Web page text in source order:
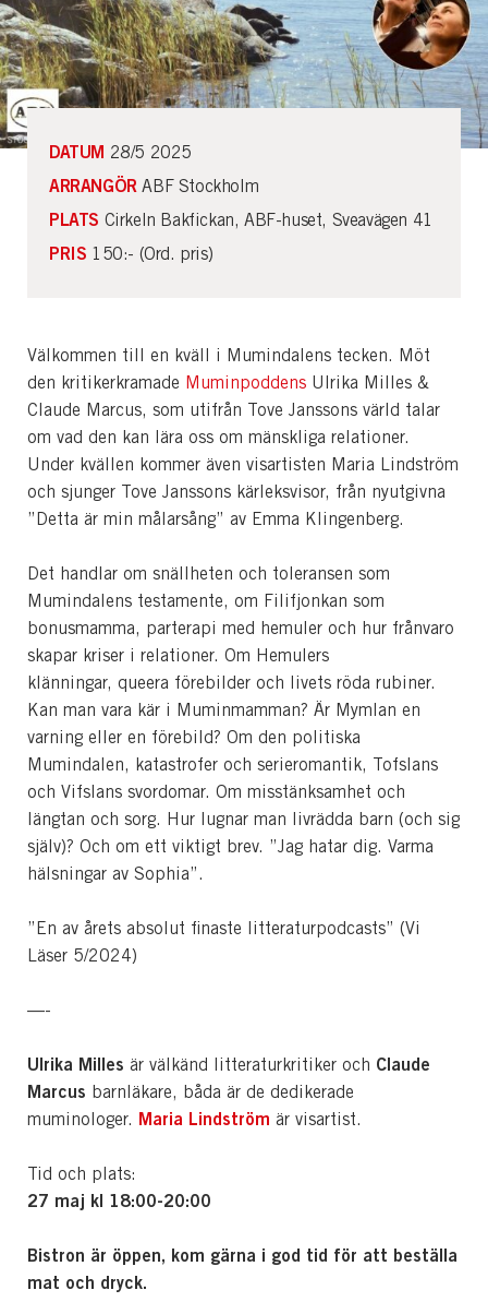
Välkommen till en kväll i Mumindalens tecken. Möt
den kritikerkramade Muminpoddens Ulrika Milles &
Claude Marcus, som utifrån Tove Janssons värld talar
om vad den kan lära oss om mänskliga relationer.
Under kvällen kommer även visartisten Maria Lindström
och sjunger Tove Janssons kärleksvisor, från nyutgivna
”Detta är min målarsång” av Emma Klingenberg.
Det handlar om snällheten och toleransen som
Mumindalens testamente, om Filifjonkan som
bonusmamma, parterapi med hemuler och hur frånvaro
skapar kriser i relationer. Om Hemulers
klänningar, queera förebilder och livets röda rubiner.
Kan man vara kär i Muminmamman? Är Mymlan en
varning eller en förebild? Om den politiska
Mumindalen, katastrofer och serieromantik, Tofslans
och Vifslans svordomar. Om misstänksamhet och
längtan och sorg. Hur lugnar man livrädda barn (och sig
själv)? Och om ett viktigt brev. ”Jag hatar dig. Varma
hälsningar av Sophia”.
”En av årets absolut finaste litteraturpodcasts” (Vi
Läser 5/2024)
—-
Ulrika Milles är välkänd litteraturkritiker och Claude
Marcus barnläkare, båda är de dedikerade
muminologer. Maria Lindström är visartist.
Tid och plats:
27 maj kl 18:00-20:00
Bistron är öppen, kom gärna i god tid för att beställa
mat och dryck.
DATUM 28/5 2025
ARRANGÖRABF Stockholm
PLATS Cirkeln Bakfickan, ABF-huset, Sveavägen 41
PRIS 150:- (Ord. pris)